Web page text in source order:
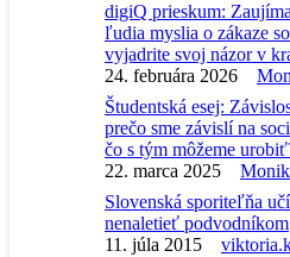
digiQ prieskum:
ľudia myslia o zákaze
vyjadrite svoj názor v
24. februára 2026
Študentská esej:
prečo sme závislí na
čo s tým môžeme
22. marca 2025
Slovenská sporiteľňa
nenaletieť podvodníkom
11. júla 2015